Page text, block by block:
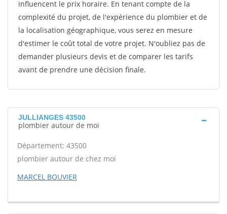
influencent le prix horaire. En tenant compte de la
complexité du projet, de l'expérience du plombier et de
la localisation géographique, vous serez en mesure
d'estimer le coût total de votre projet. N'oubliez pas de
demander plusieurs devis et de comparer les tarifs
avant de prendre une décision finale.
JULLIANGES 43500
plombier autour de moi
Département: 43500
plombier autour de chez moi
MARCEL BOUVIER